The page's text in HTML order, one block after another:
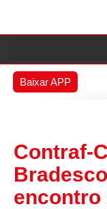
Baixar APP
Contraf-
encontro